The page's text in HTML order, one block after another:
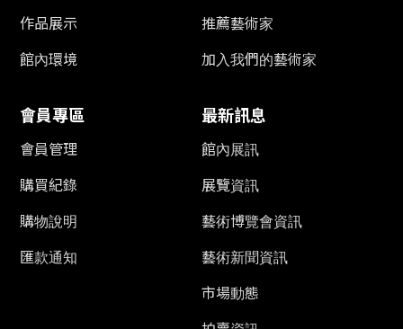
作品展示
館內環境
推薦藝術家
加入我們的藝術家
會員專區
會員管理
購買紀錄
購物說明
匯款通知
最新訊息
館內展訊
展覽資訊
藝術博覽會資訊
藝術新聞資訊
市場動態